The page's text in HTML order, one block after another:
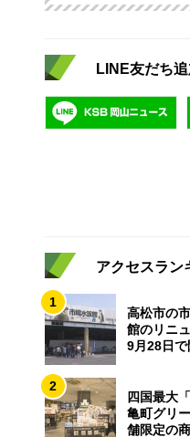
LINE友だち
アクセスラン
1
高松市の
館のリニ
9月28日で
2
四国最大
亀町グリ
舗限定の